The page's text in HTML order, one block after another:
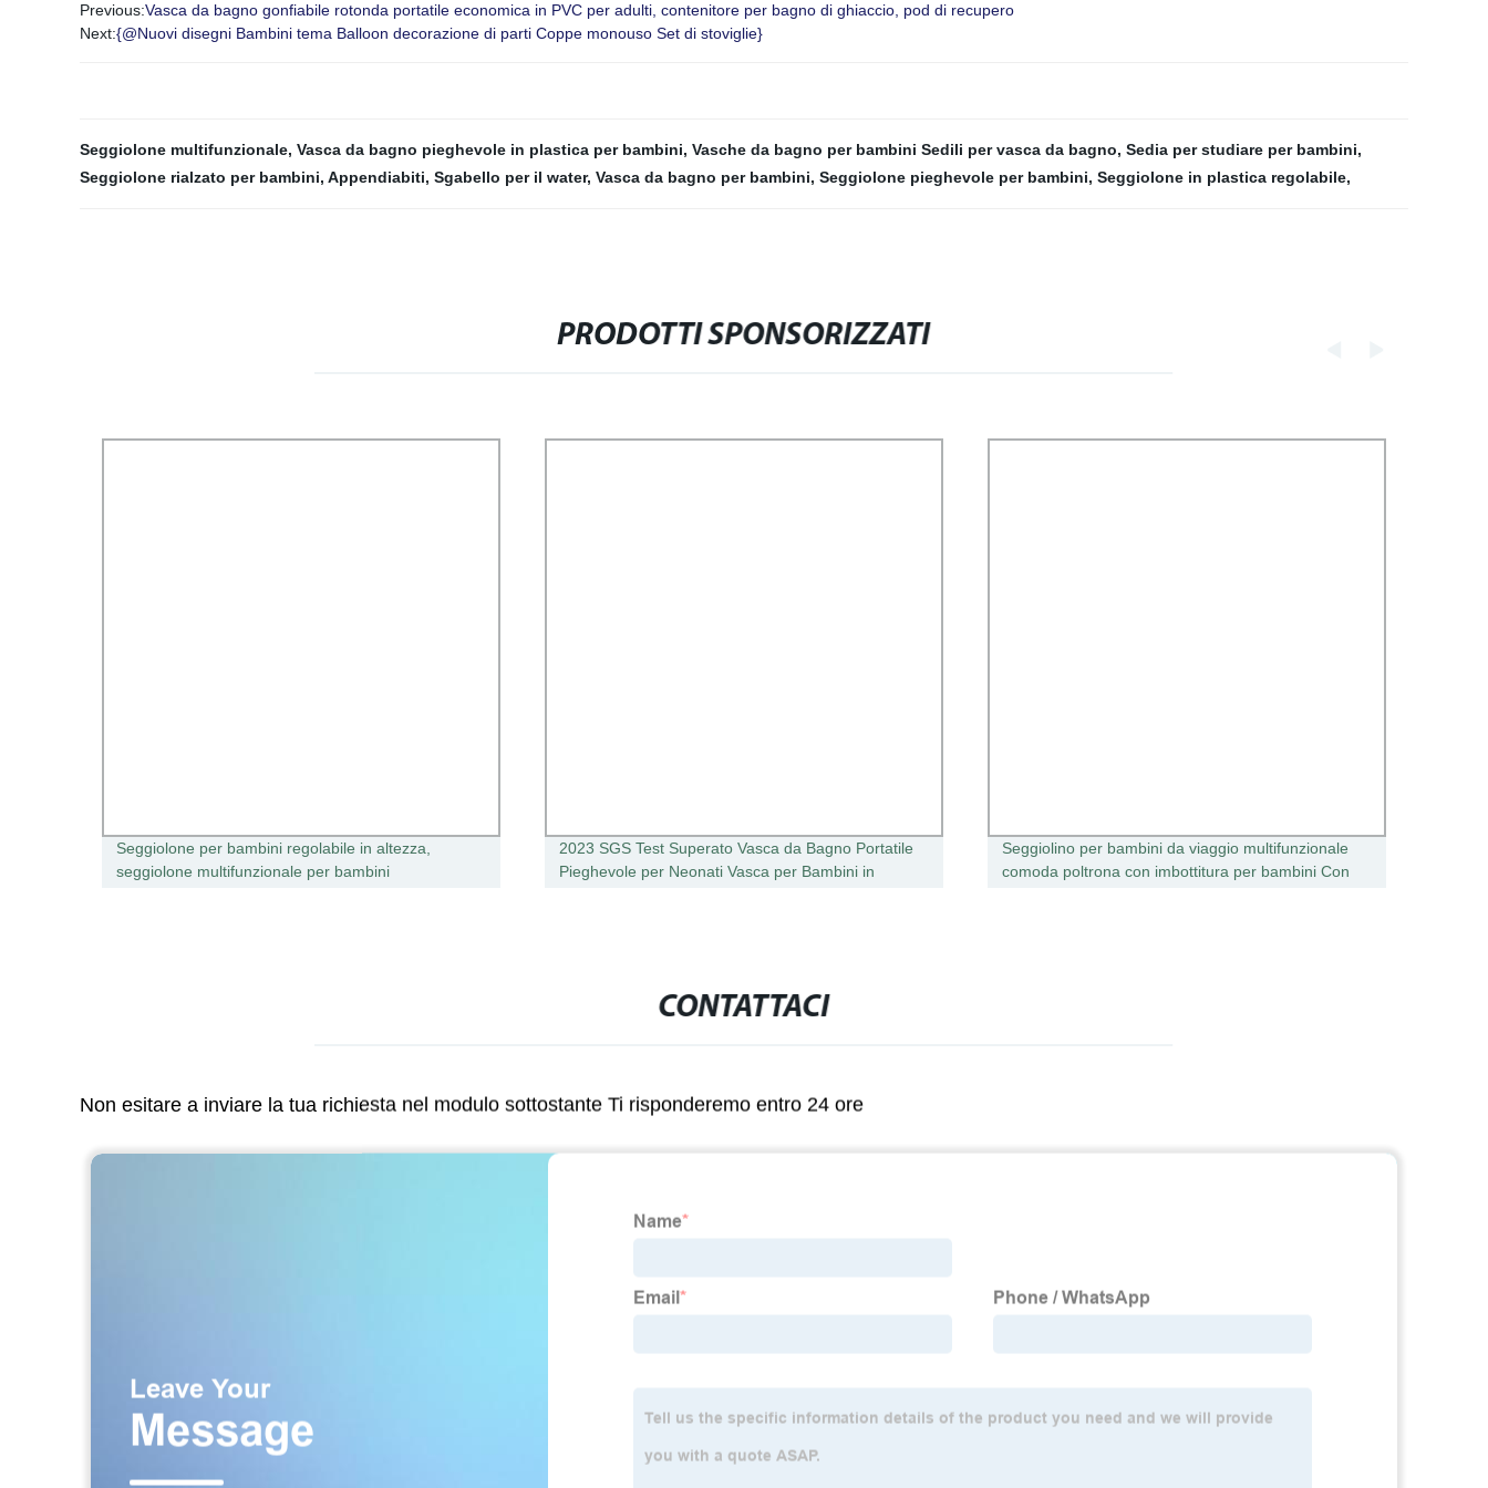
Previous:Vasca da bagno gonfiabile rotonda portatile economica in PVC per adulti, contenitore per bagno di ghiaccio, pod di recupero
Next:{@Nuovi disegni Bambini tema Balloon decorazione di parti Coppe monouso Set di stoviglie}
Seggiolone multifunzionale, Vasca da bagno pieghevole in plastica per bambini, Vasche da bagno per bambini Sedili per vasca da bagno, Sedia per studiare per bambini,
Seggiolone rialzato per bambini, Appendiabiti, Sgabello per il water, Vasca da bagno per bambini, Seggiolone pieghevole per bambini, Seggiolone in plastica regolabile,
PRODOTTI SPONSORIZZATI
Seggiolone per bambini regolabile in altezza,
seggiolone multifunzionale per bambini
2023 SGS Test Superato Vasca da Bagno Portatile
Pieghevole per Neonati Vasca per Bambini in
Seggiolino per bambini da viaggio multifunzionale
comoda poltrona con imbottitura per bambini Con
CONTATTACI
Non esitare a inviare la tua richiesta nel modulo sottostante Ti risponderemo entro 24 ore